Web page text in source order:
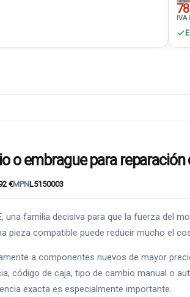
o embrague para
€MPNL5150003
una familia decisiva para que la fuerza
pieza compatible puede reducir mucho el
a componentes nuevos de mayor
código de caja, tipo de cambio manual o
exacta es especialmente importante.